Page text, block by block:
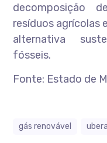
decomposição
resíduos agrícolas
alternativa
fósseis.
Fonte: Estado de
gás renovável